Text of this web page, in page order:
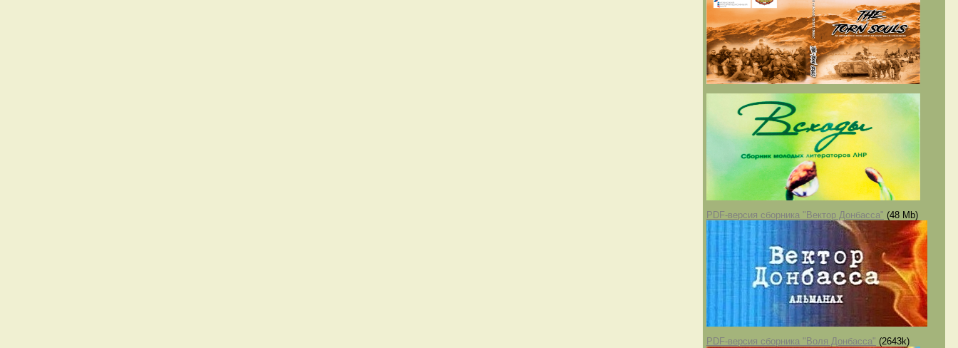
PDF-версия сборника "Вектор Донбасса" (48 Mb)
PDF-версия сборника "Воля Донбасса" (2643k)